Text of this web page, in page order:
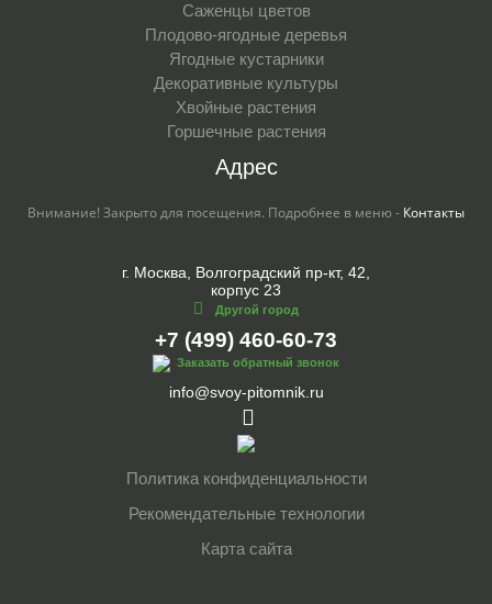
Саженцы цветов
Плодово-ягодные деревья
Ягодные кустарники
Декоративные культуры
Хвойные растения
Горшечные растения
Адрес
Внимание! Закрыто для посещения. Подробнее в меню - Контакты
г. Москва, Волгоградский пр-кт, 42,
корпус 23
Другой город
+7 (499) 460-60-73
Заказать обратный звонок
info@svoy-pitomnik.ru
Политика конфиденциальности
Рекомендательные технологии
Карта сайта